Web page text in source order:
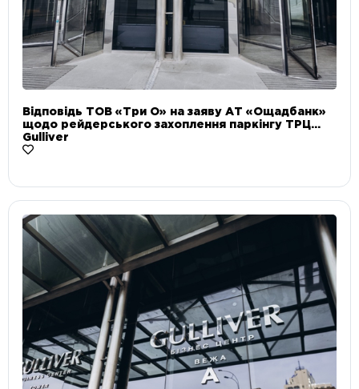
Відповідь ТОВ «Три О» на заяву АТ «Ощадбанк»
щодо рейдерського захоплення паркінгу ТРЦ
Gulliver